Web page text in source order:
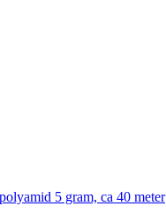
5 gram, ca 40 meter